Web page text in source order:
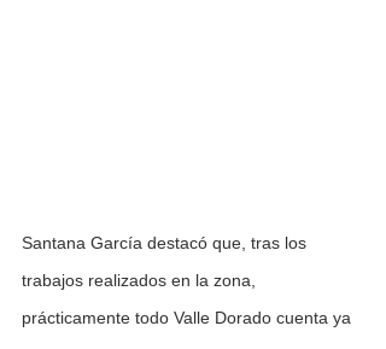
Santana García destacó que, tras los
trabajos realizados en la zona,
prácticamente todo Valle Dorado cuenta ya